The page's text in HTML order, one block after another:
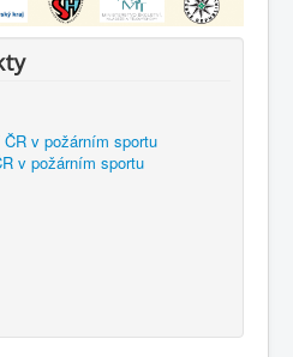
v požárním sportu
v požárním sportu